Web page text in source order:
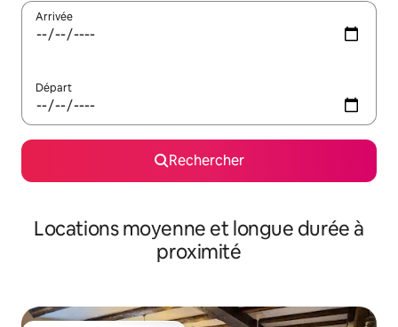
Arrivée
Départ
Rechercher
Locations moyenne et longue durée à
proximité